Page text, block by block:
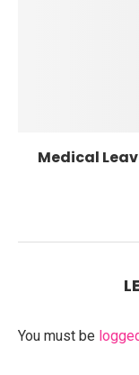
Medical
You must be